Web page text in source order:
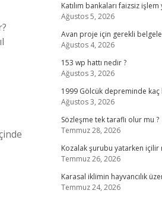
Katılım bankaları faizsiz işlem
Ağustos 5, 2026
Avan proje için gerekli
Ağustos 4, 2026
153 wp hattı nedir ?
Ağustos 3, 2026
1999 Gölcük depreminde kaç
Ağustos 3, 2026
Sözleşme tek taraflı olur mu ?
Temmuz 28, 2026
Kozalak şurubu yatarken içilir
Temmuz 26, 2026
Karasal iklimin hayvancılık
Temmuz 24, 2026